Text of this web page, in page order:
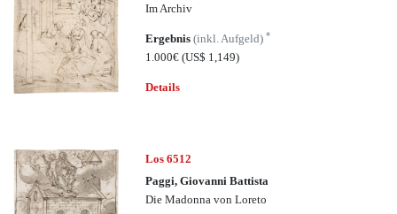
Im Archiv
Ergebnis(inkl. Aufgeld)*
1.000€(US$ 1,149)
Details
Los 6512
Paggi, Giovanni Battista
Die Madonna von Loreto